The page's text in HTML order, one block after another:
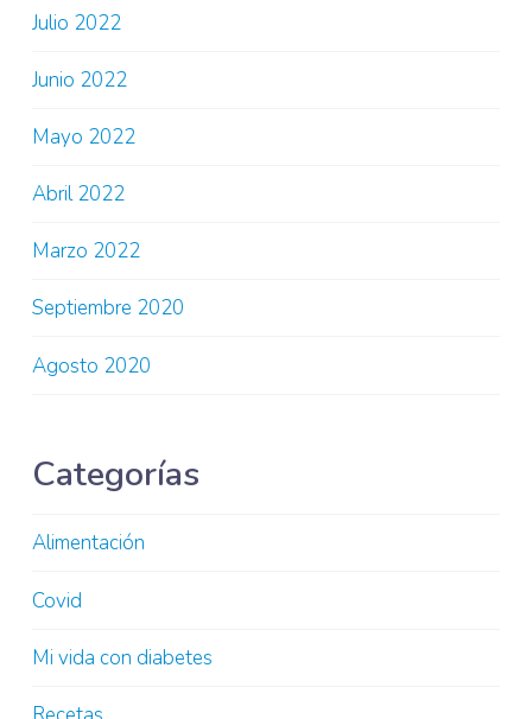
Julio 2022
Junio 2022
Mayo 2022
Abril 2022
Marzo 2022
Septiembre 2020
Agosto 2020
Categorías
Alimentación
Covid
Mi vida con diabetes